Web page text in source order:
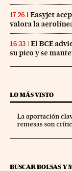
17:26
Easyjet
valora la
16:33
El BCE
su pico y se
LO MÁS VISTO
La aportación
remesas son
BUSCAR BOLSAS Y